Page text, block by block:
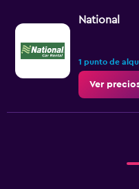
National
1 punto de
Ver